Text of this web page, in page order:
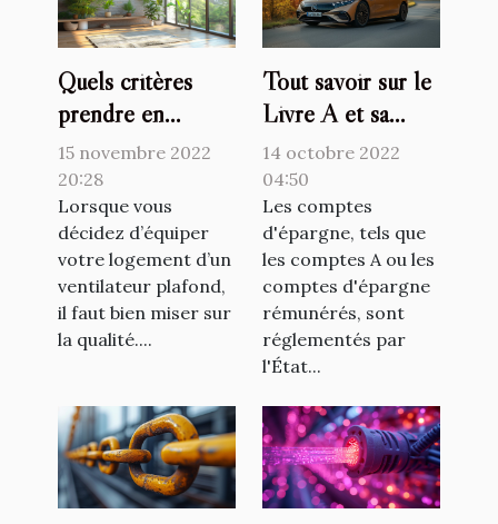
Quels critères
prendre en
compte pour
choisir un
ventilateur
plafond ?
15 novembre 2022
20:28
Lorsque vous
décidez d’équiper
votre logement d’un
ventilateur plafond,
il faut bien miser sur
la qualité....
Tout savoir sur le
Livre A et sa
revalorisation
14 octobre 2022
04:50
Les comptes
d'épargne, tels que
les comptes A ou les
comptes d'épargne
rémunérés, sont
réglementés par
l'État...